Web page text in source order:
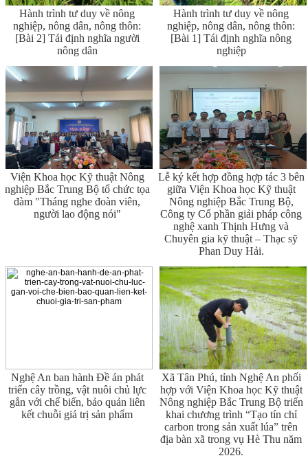
Hành trình tư duy về nông
nghiệp, nông dân, nông thôn:
[Bài 2] Tái định nghĩa người
nông dân
Hành trình tư duy về nông
nghiệp, nông dân, nông thôn:
[Bài 1] Tái định nghĩa nông
nghiệp
Viện Khoa học Kỹ thuật Nông
nghiệp Bắc Trung Bộ tổ chức tọa
đàm "Tháng nghe đoàn viên,
người lao động nói"
Lễ ký kết hợp đồng hợp tác 3 bên
giữa Viện Khoa học Kỹ thuật
Nông nghiệp Bắc Trung Bộ,
Công ty Cổ phần giải pháp công
nghệ xanh Thịnh Hưng và
Chuyên gia kỹ thuật – Thạc sỹ
Phan Duy Hải.
Nghệ An ban hành Đề án phát
triển cây trồng, vật nuôi chủ lực
gắn với chế biến, bảo quản liên
kết chuỗi giá trị sản phẩm
Xã Tân Phú, tỉnh Nghệ An phối
hợp với Viện Khoa học Kỹ thuật
Nông nghiệp Bắc Trung Bộ triển
khai chương trình “Tạo tín chỉ
carbon trong sản xuất lúa” trên
địa bàn xã trong vụ Hè Thu năm
2026.